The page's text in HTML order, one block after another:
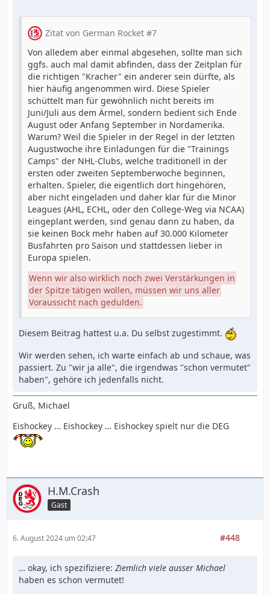
Zitat von German Rocket #7
Von alledem aber einmal abgesehen, sollte man sich
ggfs. auch mal damit abfinden, dass der Zeitplan für
die richtigen "Kracher" ein anderer sein dürfte, als
hier häufig angenommen wird. Diese Spieler
schüttelt man für gewöhnlich nicht bereits im
Juni/Juli aus dem Ärmel, sondern bedient sich Ende
August oder Anfang September in Nordamerika.
Warum? Weil die Spieler in der Regel in der letzten
Augustwoche ihre Einladungen für die "Trainings
Camps" der NHL-Clubs, welche traditionell in der
ersten oder zweiten Septemberwoche beginnen,
erhalten. Spieler, die eigentlich dort hingehören,
aber nicht eingeladen und daher klar für die Minor
Leagues (AHL, ECHL, oder den College-Weg via NCAA)
eingeplant werden, sind genau dann zu haben, da
sie keinen Bock mehr haben auf 30.000 Kilometer
Busfahrten pro Saison und stattdessen lieber in
Europa spielen.
Wenn wir also wirklich noch zwei Verstärkungen in
der Spitze tätigen wollen, müssen wir uns aller
Voraussicht nach gedulden.
Diesem Beitrag hattest u.a. Du selbst zugestimmt.
Wir werden sehen, ich warte einfach ab und schaue, was
passiert. Zu "wir ja alle", die irgendwas "schon vermutet"
haben", gehöre ich jedenfalls nicht.
Gruß, Michael
Eishockey … Eishockey … Eishockey spielt nur die DEG
H.M.Crash
Gast
6. August 2024 um 02:47 #448
… okay, ich spezifiziere: Ziemlich viele ausser Michael
haben es schon vermutet!